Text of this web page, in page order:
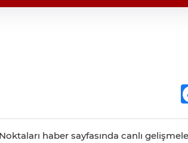
haber sayfasında canlı